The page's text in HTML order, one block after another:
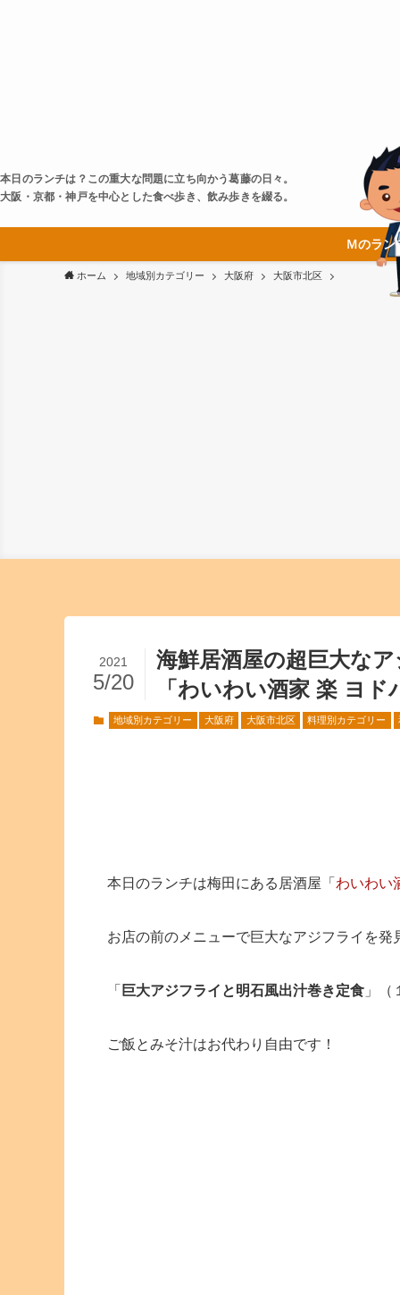
本日のランチは？この重大な問題に立ち向かう葛藤の日々。
大阪・京都・神戸を中心とした食べ歩き、飲み歩きを綴る。
Ｍのラン
ホーム 地域別カテゴリー 大阪府 大阪市北区
海鮮居酒屋の超巨大な
「わいわい酒家 楽 ヨド
2021
5/20
地域別カテゴリー 大阪府 大阪市北区 料理別カテゴリー
本日のランチは梅田にある居酒屋「 わいわい
お店の前のメニューで巨大なアジフライを発
「 巨大アジフライと明石風出汁巻き定食 」（
ご飯とみそ汁はお代わり自由です！